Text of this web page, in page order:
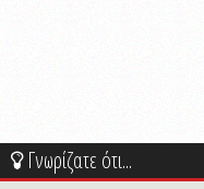
Γνωρίζατε ότι...